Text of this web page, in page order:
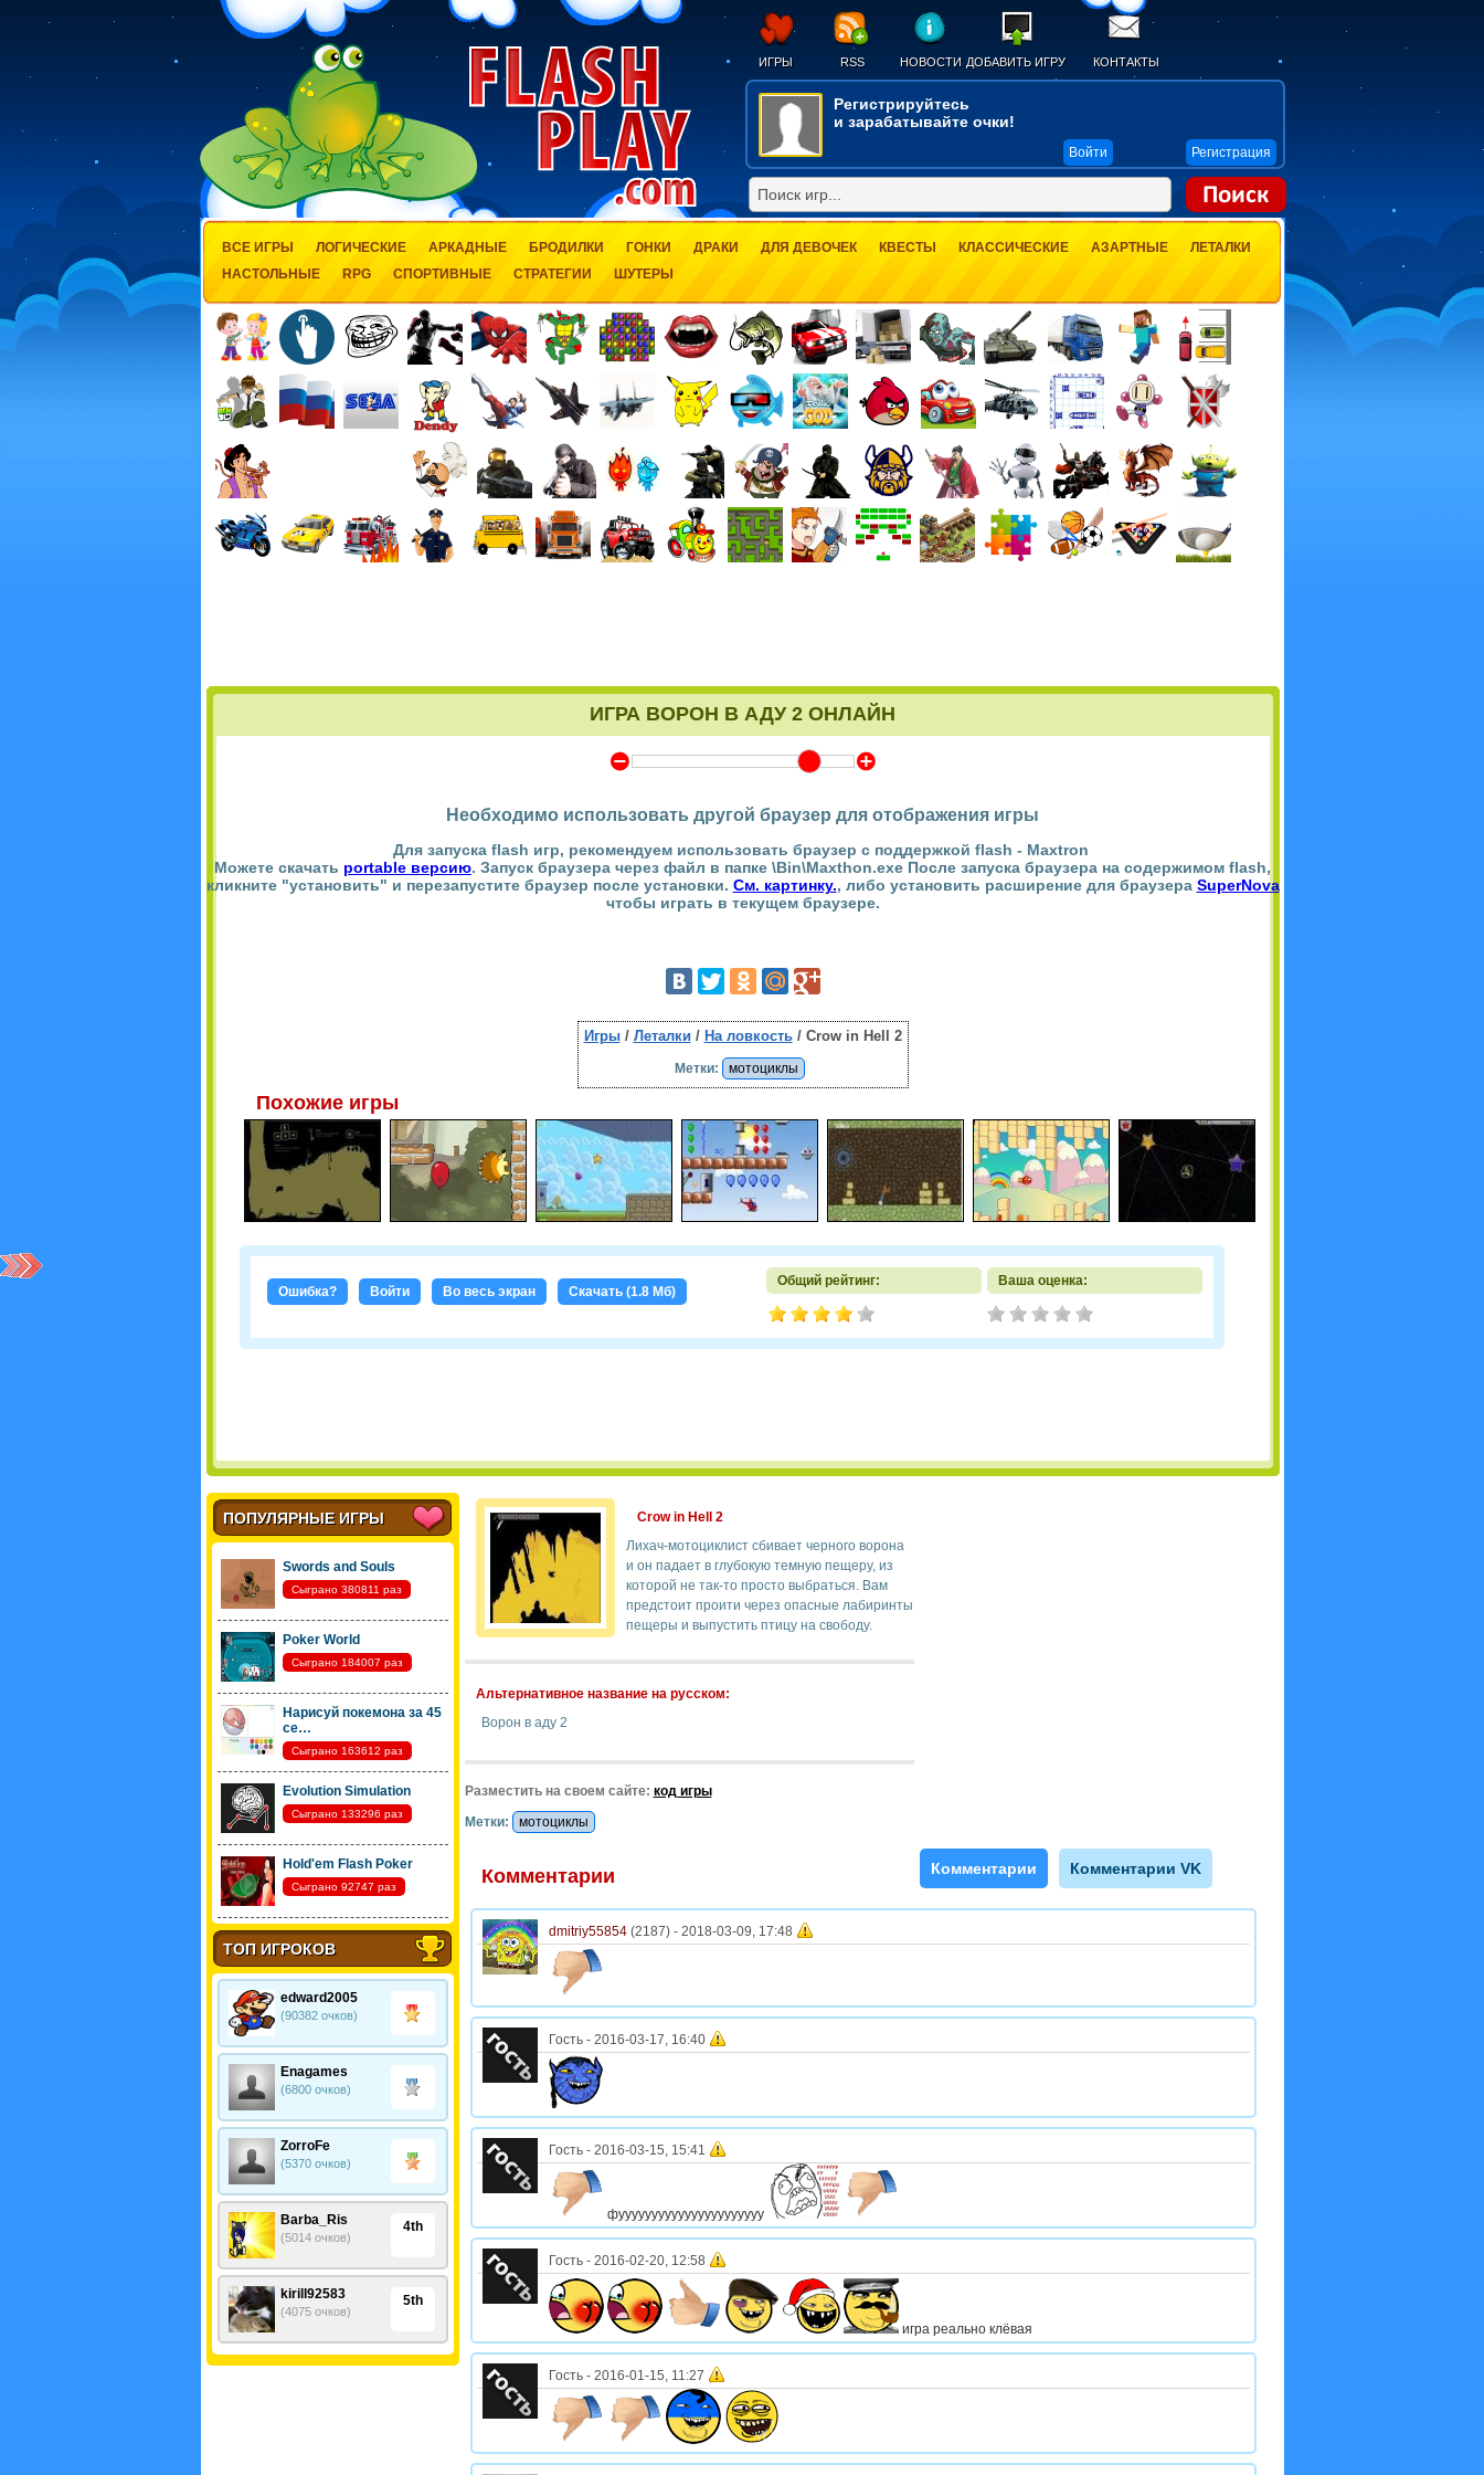
ИГРЫ RSS НОВОСТИ ДОБАВИТЬ ИГРУ КОНТАКТЫ
Регистрируйтесь
и зарабатывайте очки!
Войти Регистрация
ВСЕ ИГРЫ ЛОГИЧЕСКИЕ АРКАДНЫЕ БРОДИЛКИ ГОНКИ ДРАКИ ДЛЯ ДЕВОЧЕК КВЕСТЫ КЛАССИЧЕСКИЕ АЗАРТНЫЕ
ЛЕТАЛКИ
НАСТОЛЬНЫЕ
RPG СПОРТИВНЫЕ СТРАТЕГИИ ШУТЕРЫ
ИГРА ВОРОН В АДУ 2 ОНЛАЙН
Y Z
Необходимо использовать другой браузер для отображения игры
Для запуска flash игр, рекомендуем использовать браузер с поддержкой flash - Maxtron
Можете скачать portable версию. Запуск браузера через файл в папке \Bin\Maxthon.exe После запуска браузера на содержимом flash,
кликните "установить" и перезапустите браузер после установки. См. картинку., либо установить расширение для браузера SuperNova
чтобы играть в текущем браузере.
Игры/ Леталки / На ловкость/ Crow in Hell 2
Метки: мотоциклы
Похожие игры
Ошибка? Войти Во весь экран Скачать (1.8 Мб)
Общий рейтинг: Ваша оценка:
ПОПУЛЯРНЫЕ ИГРЫ
Swords and Souls
Сыграно 380811 раз
Poker World
Сыграно 184007 раз
Нарисуй покемона за 45
се…
Сыграно 163612 раз
Evolution Simulation
Сыграно 133296 раз
Hold'em Flash Poker
Сыграно 92747 раз
ТОП ИГРОКОВ
edward2005
(90382 очков)
Enagames
(6800 очков)
ZorroFe
(5370 очков)
4th
Barba_Ris
(5014 очков)
5th
kirill92583
(4075 очков)
Crow in Hell 2
Лихач-мотоциклист сбивает черного ворона
и он падает в глубокую темную пещеру, из
которой не так-то просто выбраться. Вам
предстоит проити через опасные лабиринты
пещеры и выпустить птицу на свободу.
Альтернативное название на русском:
Ворон в аду 2
Разместить на своем сайте: код игры
Метки:
мотоциклы
Комментарии
dmitriy55854(2187) - 2018-03-09, 17:48
Гость- 2016-03-17, 16:40
Гость- 2016-03-15, 15:41
фуууууууууууууууууууууу
Гость- 2016-02-20, 12:58
игра реально клёвая
Гость- 2016-01-15, 11:27
Комментарии Комментарии VK